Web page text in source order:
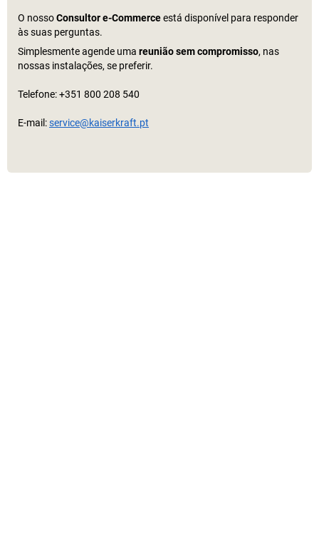
O nossoConsultore-Commerceestá disponível para responder
às suas perguntas.
Simplesmente agende uma reunião sem compromisso, nas
nossas instalações, se preferir.
Telefone: +351 800 208 540
E-mail:service@kaiserkraft.pt